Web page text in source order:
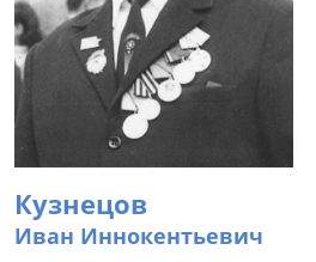
Кузнецов
Иван Иннокентьевич